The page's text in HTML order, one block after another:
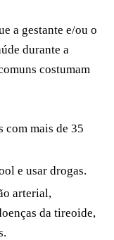
a gestante e/ou o
durante a
costumam
com mais de 35
e usar drogas.
arterial,
da tireoide,